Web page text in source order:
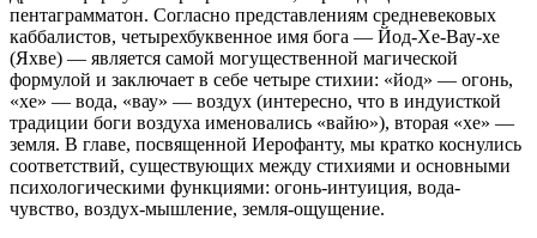
пентаграмматон. Согласно представлениям средневековых
каббалистов, четырехбуквенное имя бога — Йод-Хе-Вау-хе
(Яхве) — является самой могущественной магической
формулой и заключает в себе четыре стихии: «йод» — огонь,
«хе» — вода, «вау» — воздух (интересно, что в индуисткой
традиции боги воздуха именовались «вайю»), вторая «хе» —
земля. В главе, посвященной Иерофанту, мы кратко коснулись
соответствий, существующих между стихиями и основными
психологическими функциями: огонь-интуиция, вода-
чувство, воздух-мышление, земля-ощущение.